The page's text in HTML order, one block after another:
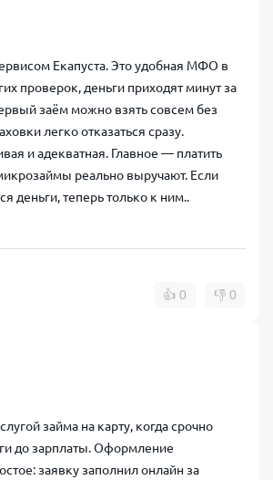
Екапуста. Это удобная МФО в
проверок, деньги приходят минут за
заём можно взять совсем без
легко отказаться сразу.
и адекватная. Главное — платить
реально выручают. Если
деньги, теперь только к ним..
👍 0 👎 0
займа на карту, когда срочно
до зарплаты. Оформление
заявку заполнил онлайн за